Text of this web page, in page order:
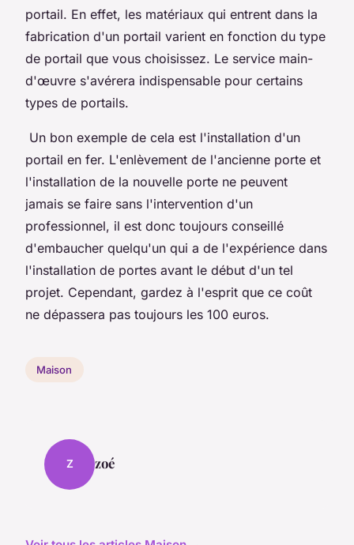
portail. En effet, les matériaux qui entrent dans la
fabrication d'un portail varient en fonction du type
de portail que vous choisissez. Le service main-
d'œuvre s'avérera indispensable pour certains
types de portails.
Un bon exemple de cela est l'installation d'un
portail en fer. L'enlèvement de l'ancienne porte et
l'installation de la nouvelle porte ne peuvent
jamais se faire sans l'intervention d'un
professionnel, il est donc toujours conseillé
d'embaucher quelqu'un qui a de l'expérience dans
l'installation de portes avant le début d'un tel
projet. Cependant, gardez à l'esprit que ce coût
ne dépassera pas toujours les 100 euros.
Maison
Z zoé